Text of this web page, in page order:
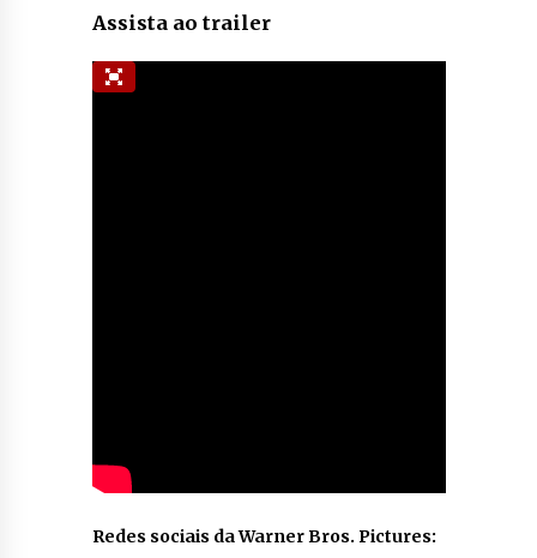
Assista ao trailer
Redes sociais da Warner Bros. Pictures: